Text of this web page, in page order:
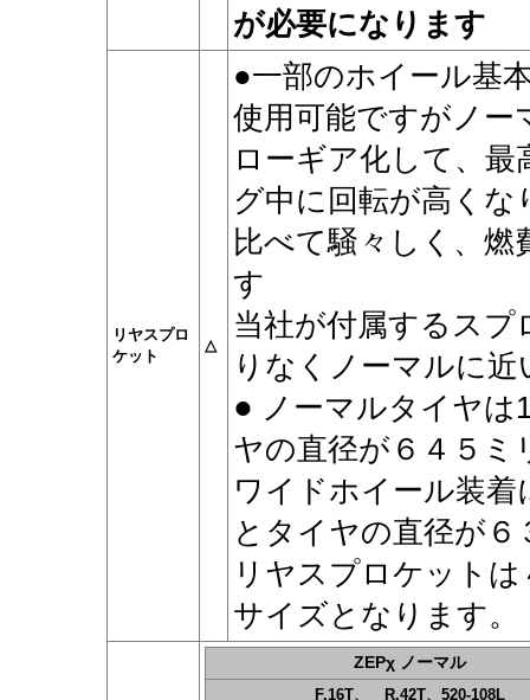
が必要になります
リヤスプロ
ケット
△
●一部のホイール基
使用可能ですがノー
ローギア化して、
グ中に回転が高くな
比べて騒々しく、
す
当社が付属するス
りなくノーマルに
● ノーマルタイヤ
ヤの直径が６４５ミ
ワイドホイール装
とタイヤの直径が
リヤスプロケット
サイズとなります。
ZEPχ ノーマル
F.16T、 R.42T、520-108L